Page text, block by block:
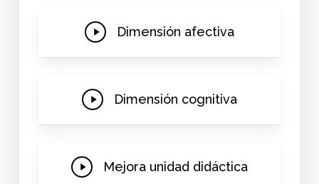
Play
Dimensión afectiva
Play
Dimensión cognitiva
Play
Mejora unidad didáctica